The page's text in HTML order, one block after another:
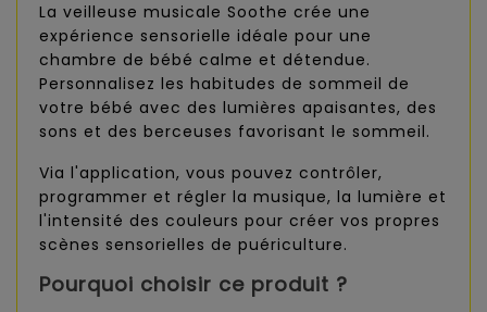
La veilleuse musicale Soothe crée une
expérience sensorielle idéale pour une
chambre de bébé calme et détendue.
Personnalisez les habitudes de sommeil de
votre bébé avec des lumières apaisantes, des
sons et des berceuses favorisant le sommeil.
Via l'application, vous pouvez contrôler,
programmer et régler la musique, la lumière et
l'intensité des couleurs pour créer vos propres
scènes sensorielles de puériculture.
Pourquoi choisir ce produit ?